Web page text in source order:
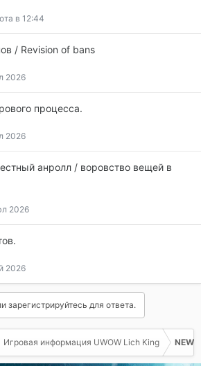
в 12:44
/ Revision of bans
2026
процесса.
2026
анролл / воровство вещей в
2026
2026
зарегистрируйтесь для ответа.
Игровая информация UWOW Lich King NEW